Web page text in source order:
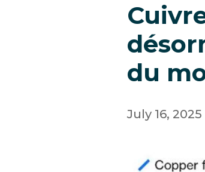
du
July 16, 2025